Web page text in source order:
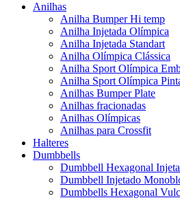
Anilhas
Anilha Bumper Hi temp
Anilha Injetada Olímpica
Anilha Injetada Standart
Anilha Olímpica Clássica
Anilha Sport Olímpica
Anilha Sport Olímpica
Anilhas Bumper Plate
Anilhas fracionadas
Anilhas Olímpicas
Anilhas para Crossfit
Halteres
Dumbbells
Dumbbell Hexagonal
Dumbbell Injetado
Dumbbells Hexagonal